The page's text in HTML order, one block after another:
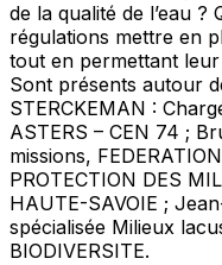
de la qualité de l’eau ?
régulations mettre en
tout en permettant
Sont présents autour
STERCKEMAN :
ASTERS – CEN 74 ;
missions,
PROTECTION DES
HAUTE-SAVOIE ;
spécialisée Milieux
BIODIVERSITE.